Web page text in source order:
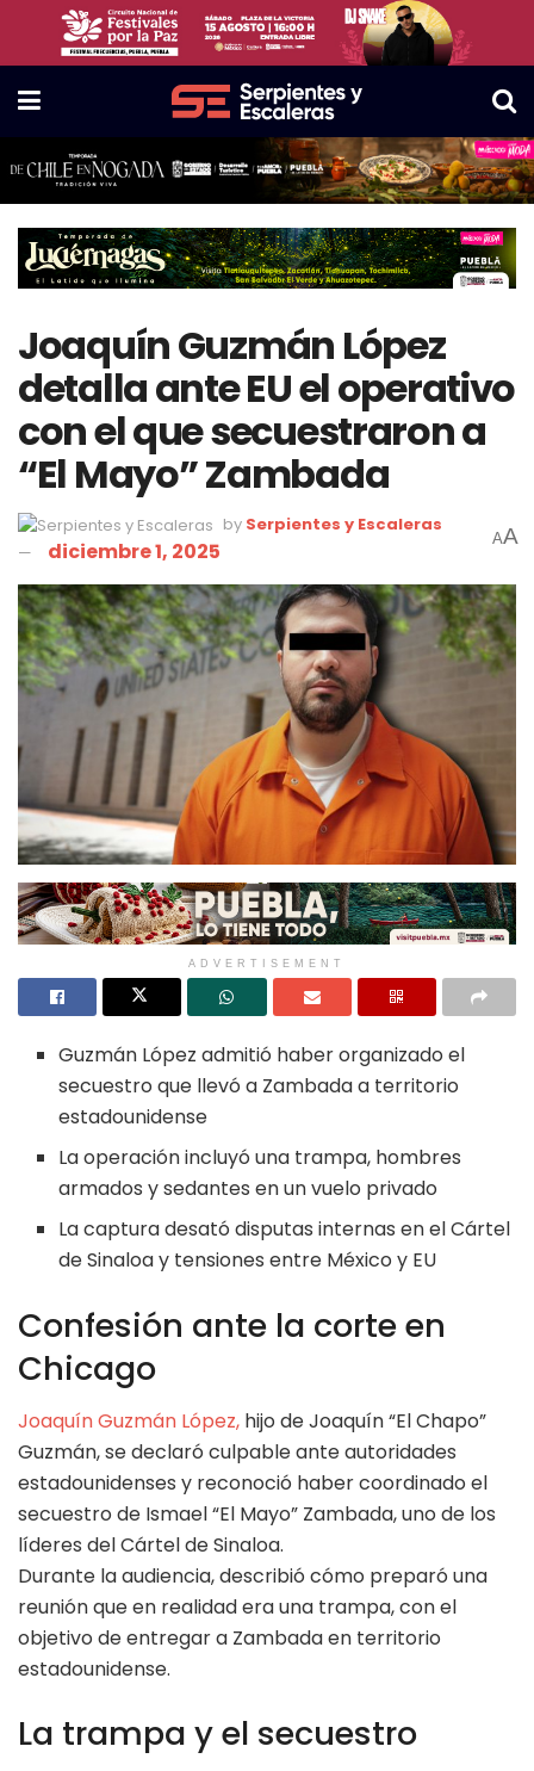
Joaquín Guzmán López
detalla ante EU el operativo
con el que secuestraron a
“El Mayo” Zambada
by Serpientes y Escaleras
diciembre 1, 2025 AA
ADVERTISEMENT
Guzmán López admitió haber organizado el
secuestro que llevó a Zambada a territorio
estadounidense
La operación incluyó una trampa, hombres
armados y sedantes en un vuelo privado
La captura desató disputas internas en el Cártel
de Sinaloa y tensiones entre México y EU
Confesión ante la corte en
Chicago
Joaquín Guzmán López, hijo de Joaquín “El Chapo”
Guzmán, se declaró culpable ante autoridades
estadounidenses y reconoció haber coordinado el
secuestro de Ismael “El Mayo” Zambada, uno de los
líderes del Cártel de Sinaloa.
Durante la audiencia, describió cómo preparó una
reunión que en realidad era una trampa, con el
objetivo de entregar a Zambada en territorio
estadounidense.
La trampa y el secuestro